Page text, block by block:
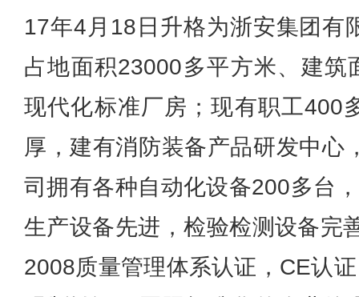
17年4月18日升格为浙安集团有
占地面积23000多平方米、建筑
现代化标准厂房；现有职工400
厚，建有消防装备产品研发中心
司拥有各种自动化设备200多台
生产设备先进，检验检测设备完
2008质量管理体系认证，CE认